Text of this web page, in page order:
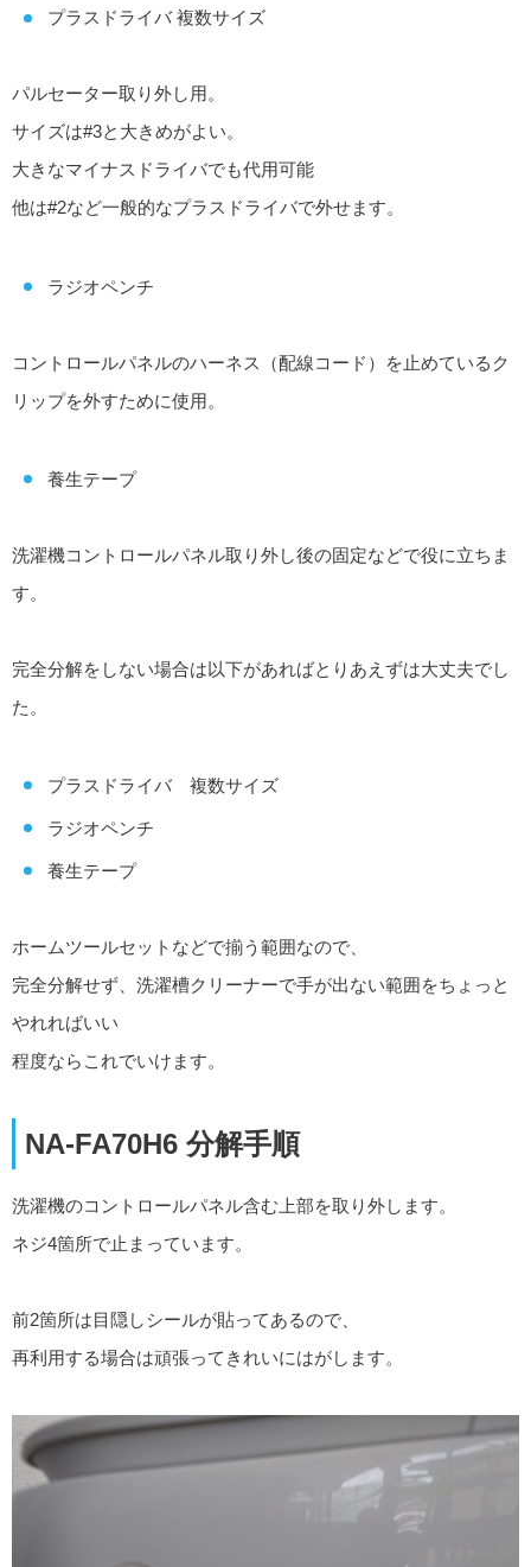
プラスドライバ 複数サイズ
パルセーター取り外し用。
サイズは#3と大きめがよい。
大きなマイナスドライバでも代用可能
他は#2など一般的なプラスドライバで外せます。
ラジオペンチ
コントロールパネルのハーネス（配線コード）を止めているク
リップを外すために使用。
養生テープ
洗濯機コントロールパネル取り外し後の固定などで役に立ちま
す。
完全分解をしない場合は以下があればとりあえずは大丈夫でし
た。
プラスドライバ 複数サイズ
ラジオペンチ
養生テープ
ホームツールセットなどで揃う範囲なので、
完全分解せず、洗濯槽クリーナーで手が出ない範囲をちょっと
やれればいい
程度ならこれでいけます。
NA-FA70H6 分解手順
洗濯機のコントロールパネル含む上部を取り外します。
ネジ4箇所で止まっています。
前2箇所は目隠しシールが貼ってあるので、
再利用する場合は頑張ってきれいにはがします。